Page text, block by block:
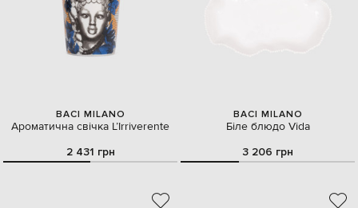
BACI MILANO
Ароматична свічка L’Irriverente
2 431 грн
BACI MILANO
Біле блюдо Vida
3 206 грн